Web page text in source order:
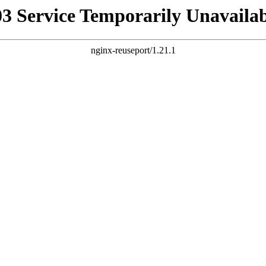
Service Temporarily
nginx-reuseport/1.21.1